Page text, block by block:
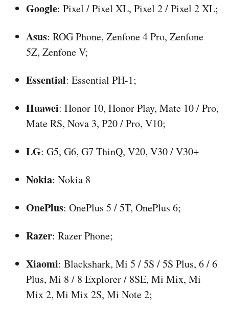
Google: Pixel / Pixel XL, Pixel 2 / Pixel 2 XL;
Asus: ROG Phone, Zenfone 4 Pro, Zenfone
5Z, Zenfone V;
Essential: Essential PH-1;
Huawei: Honor 10, Honor Play, Mate 10 / Pro,
Mate RS, Nova 3, P20 / Pro, V10;
LG: G5, G6, G7 ThinQ, V20, V30 / V30+
Nokia: Nokia 8
OnePlus: OnePlus 5 / 5T, OnePlus 6;
Razer: Razer Phone;
Xiaomi: Blackshark, Mi 5 / 5S / 5S Plus, 6 / 6
Plus, Mi 8 / 8 Explorer / 8SE, Mi Mix, Mi
Mix 2, Mi Mix 2S, Mi Note 2;